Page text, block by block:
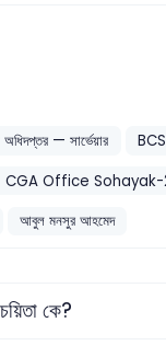
— সার্ভেয়ার BCS
CGA Office Sohayak-
আবুল মনসুর আহমেদ
কে?